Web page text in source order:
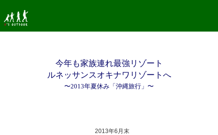
今年も家族連れ最強リゾート
ルネッサンスオキナワリゾートへ
〜2013年夏休み「沖縄旅行」〜
2013年6月末